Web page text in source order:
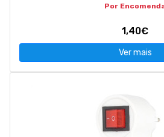
Por
1,40€
Ver mais